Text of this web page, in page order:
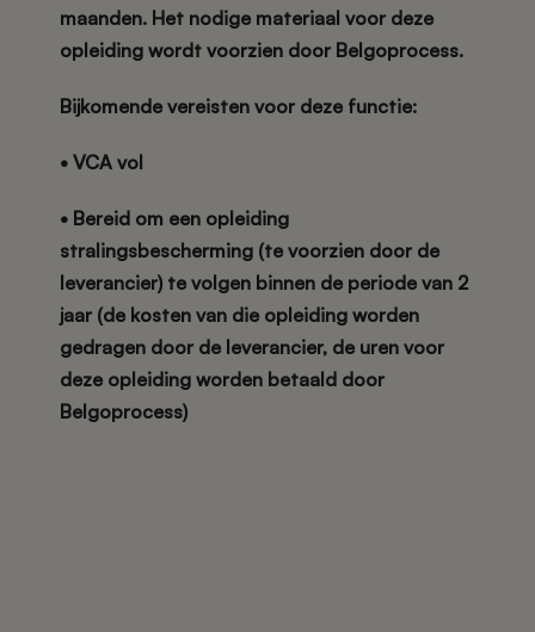
maanden. Het nodige materiaal voor deze
opleiding wordt voorzien door Belgoprocess.
Bijkomende vereisten voor deze functie:
• VCA vol
• Bereid om een opleiding
stralingsbescherming (te voorzien door de
leverancier) te volgen binnen de periode van 2
jaar (de kosten van die opleiding worden
gedragen door de leverancier, de uren voor
deze opleiding worden betaald door
Belgoprocess)